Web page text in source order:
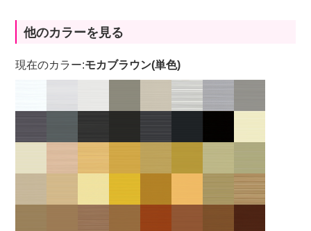
他のカラーを見る
現在のカラー:モカブラウン(単色)